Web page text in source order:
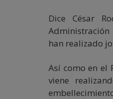
Dice César
han realizado
Así como en el
viene